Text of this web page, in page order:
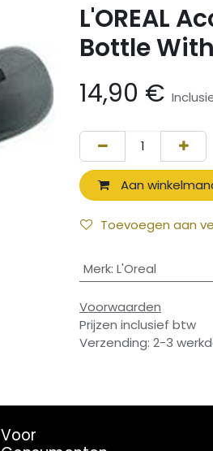
L'OREAL
Bottle
14,90 €
Aan
Toevoegen aan
Merk: L'Oreal
Voorwaarden
Prijzen inclusief btw
Verzending: 2-3
Voor